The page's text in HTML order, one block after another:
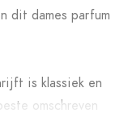
dit dames parfum
is klassiek en
omschreven